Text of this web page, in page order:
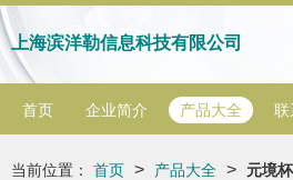
上海滨洋勒信息科技有限公司
首页 企业简介 产品大全 联
当前位置： 首页 > 产品大全 >
元境